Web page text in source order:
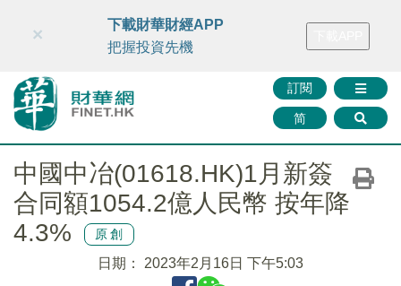
財華智庫網 FINTV FINMETA 財華證券 媒體矩陣
訂閱
简
×
下載財華財經APP
把握投資先機
中國中冶(01618.HK)1月新簽
合同額1054.2億人民幣 按年降
4.3%
原創
日期： 2023年2月16日 下午5:03